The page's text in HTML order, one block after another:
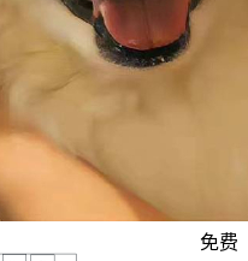
免费